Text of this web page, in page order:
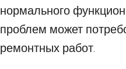
нормального
проблем может
ремонтных работ.